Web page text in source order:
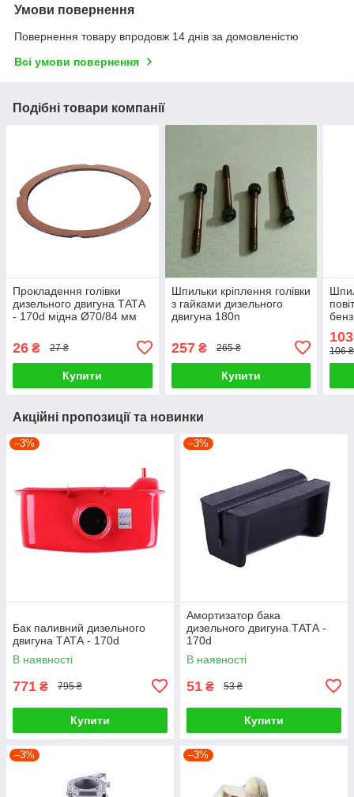
Умови повернення
Повернення товару впродовж 14 днів за домовленістю
Всі умови повернення
Подібні товари компанії
Прокладення голівки
дизельного двигуна ТАТА
- 170d мідна Ø70/84 мм
26 ₴ 27 ₴
Купити
Шпильки кріплення голівки
з гайками дизельного
двигуна 180n
257₴ 265 ₴
Купити
103
106
Акційні пропозиції та новинки
–3%
Бак паливний дизельного
двигуна ТАТА - 170d
В наявності
771 ₴ 795 ₴
Купити
–3%
Амортизатор бака
дизельного двигуна ТАТА -
170d
В наявності
51 ₴ 53 ₴
Купити
–3% –3%